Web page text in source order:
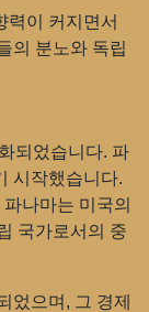
력이 커지면서
의 분노와 독립
되었습니다. 파
시작했습니다.
나마는 미국의
국가로서의 중
었으며, 그 경제